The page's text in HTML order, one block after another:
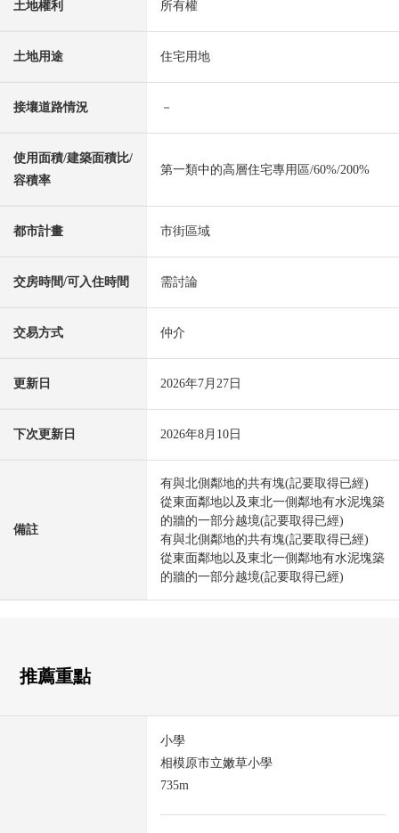
土地權利 所有權
土地用途 住宅用地
接壤道路情況 －
使用面積/建築面積比/
容積率
第一類中的高層住宅專用區/60%/200%
都市計畫 市街區域
交房時間/可入住時間 需討論
交易方式 仲介
更新日 2026年7月27日
下次更新日 2026年8月10日
備註
有與北側鄰地的共有塊(記要取得已經)
從東面鄰地以及東北一側鄰地有水泥塊築
的牆的一部分越境(記要取得已經)
有與北側鄰地的共有塊(記要取得已經)
從東面鄰地以及東北一側鄰地有水泥塊築
的牆的一部分越境(記要取得已經)
推薦重點
小學
相模原市立嫩草小學
735m